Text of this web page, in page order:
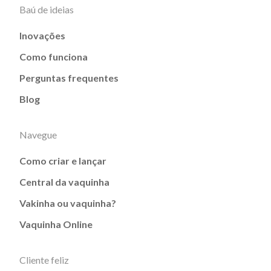
Baú de ideias
Inovações
Como funciona
Perguntas frequentes
Blog
Navegue
Como criar e lançar
Central da vaquinha
Vakinha ou vaquinha?
Vaquinha Online
Cliente feliz